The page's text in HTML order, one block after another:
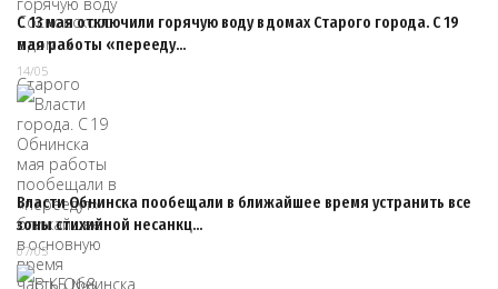
С 13 мая отключили горячую воду в домах Старого города. С 19
мая работы «перееду…
14/05
Власти Обнинска пообещали в ближайшее время устранить все
зоны стихийной несанкц…
07/05